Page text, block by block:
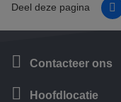
Deel deze pagina
Contacteer ons
Hoofdlocatie